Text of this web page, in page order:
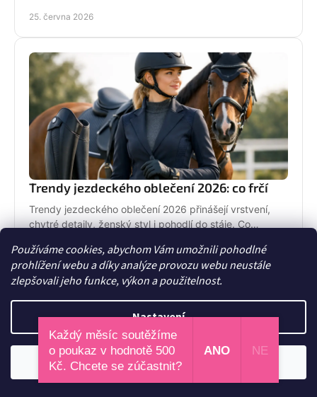
Používáme cookies, abychom Vám umožnili pohodlné
prohlížení webu a díky analýze provozu webu neustále
zlepšovali jeho funkce, výkon a použitelnost.
Nastavení
Odmítnout
25. června 2026
Trendy jezdeckého oblečení 2026: co frčí
Trendy jezdeckého oblečení 2026 přinášejí vrstvení,
chytré detaily, ženský styl i pohodlí do stáje. Co
23. června 2026
Každý měsíc soutěžíme
o poukaz v hodnotě 500
Kč. Chcete se zúčastnit?
ANO NE